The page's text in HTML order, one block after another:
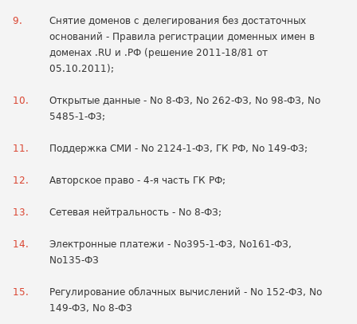
Снятие доменов с делегирования без достаточных
оснований - Правила регистрации доменных имен в
доменах .RU и .РФ (решение 2011-18/81 от
05.10.2011);
Открытые данные - No 8-ФЗ, No 262-ФЗ, No 98-ФЗ, No
5485-1-ФЗ;
Поддержка СМИ - No 2124-1-ФЗ, ГК РФ, No 149-ФЗ;
Авторское право - 4-я часть ГК РФ;
Сетевая нейтральность - No 8-ФЗ;
Электронные платежи - No395-1-ФЗ, No161-ФЗ,
No135-ФЗ
Регулирование облачных вычислений - No 152-ФЗ, No
149-ФЗ, No 8-ФЗ